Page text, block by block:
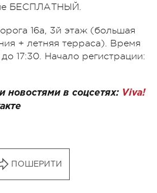
БЕСПЛАТНЫЙ.
16а, 3й этаж (большая
+ летняя терраса). Время
17:30. Начало регистрации:
новостями в соцсетях: Viva!
ПОШЕРИТИ